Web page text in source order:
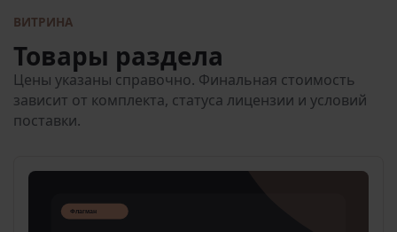
ВИТРИНА
Товары раздела
Цены указаны справочно. Финальная стоимость
зависит от комплекта, статуса лицензии и условий
поставки.